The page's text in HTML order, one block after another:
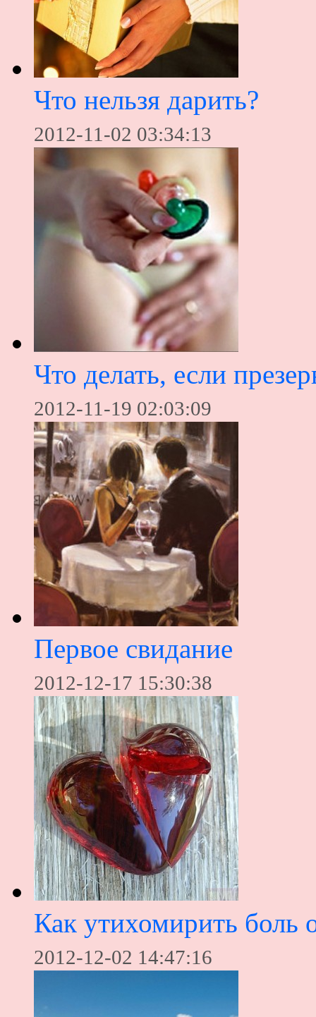
Что нельзя дарить?
2012-11-02 03:34:13
Что делать, если
2012-11-19 02:03:09
Первое свидание
2012-12-17 15:30:38
Как утихомирить боль
2012-12-02 14:47:16